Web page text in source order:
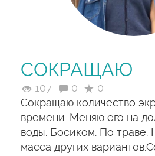
СОКРАЩАЮ
107 0
0
Сокращаю количество
времени. Меняю его на
воды. Босиком. По траве.
масса других